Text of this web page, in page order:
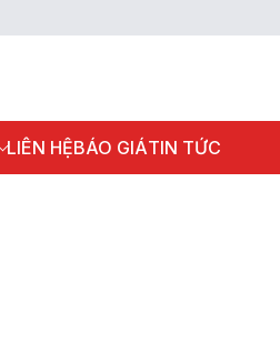
LIÊN HỆBÁO GIÁTIN TỨC